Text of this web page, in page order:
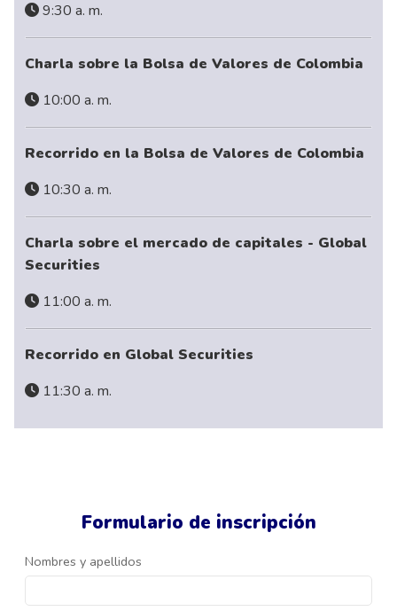
Formulario de inscripción
Nombres y apellidos
9:30 a. m.
Charla sobre la Bolsa de Valores de Colombia
10:00 a. m.
Recorrido en la Bolsa de Valores de Colombia
10:30 a. m.
Charla sobre el mercado de capitales - Global
Securities
11:00 a. m.
Recorrido en Global Securities
11:30 a. m.